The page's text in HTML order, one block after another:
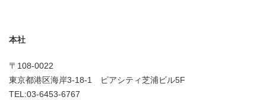
本社
〒108-0022
東京都港区海岸3-18-1 ピアシティ芝浦ビル5F
TEL:03-6453-6767